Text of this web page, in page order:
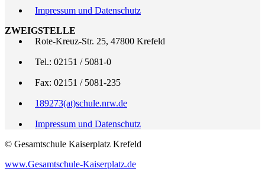
Impressum und Datenschutz
ZWEIGSTELLE
Rote-Kreuz-Str. 25, 47800 Krefeld
Tel.: 02151 / 5081-0
Fax: 02151 / 5081-235
189273(at)schule.nrw.de
Impressum und Datenschutz
© Gesamtschule Kaiserplatz Krefeld
www.Gesamtschule-Kaiserplatz.de